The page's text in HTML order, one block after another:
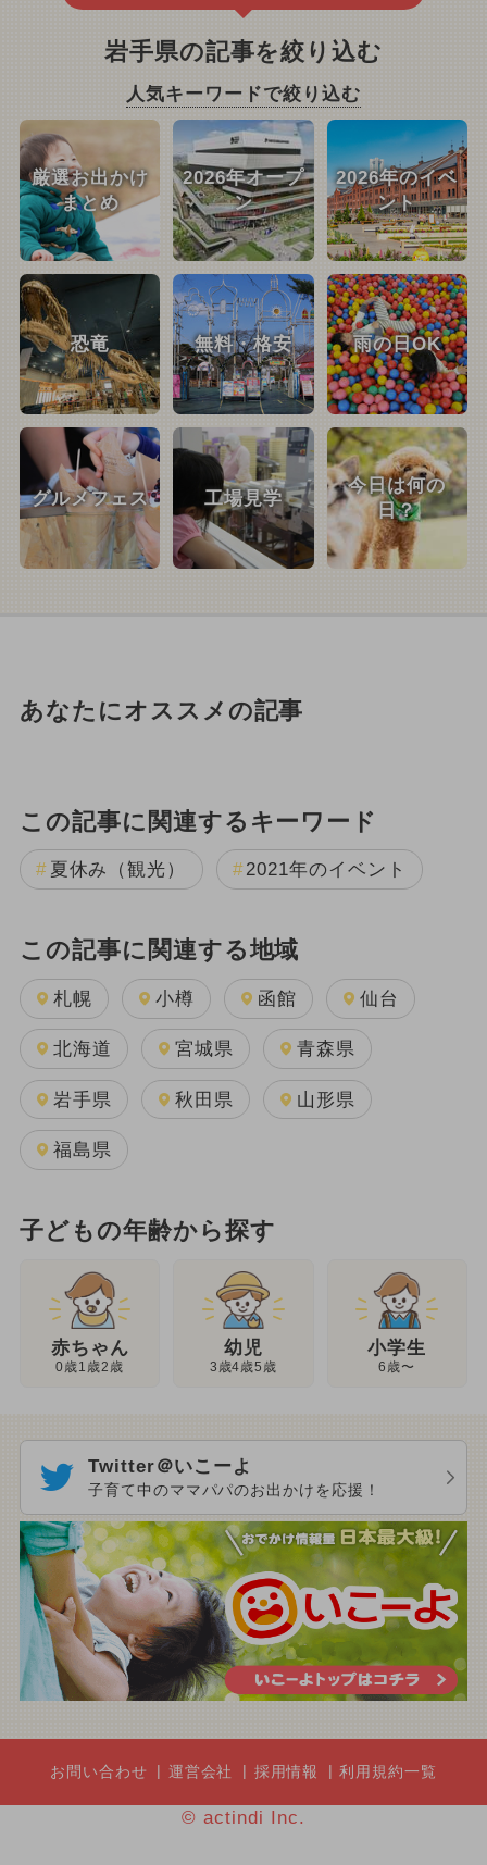
岩手県の記事を絞り込む
人気キーワードで絞り込む
厳選お出かけ
まとめ
2026年オープ
ン
2026年のイベ
ント
恐竜 無料・格安 雨の日OK
グルメフェス 工場見学
今日は何の
日？
あなたにオススメの記事
この記事に関連するキーワード
夏休み（観光） 2021年のイベント
この記事に関連する地域
札幌 小樽 函館 仙台
北海道 宮城県 青森県
岩手県 秋田県 山形県
福島県
子どもの年齢から探す
赤ちゃん
0歳1歳2歳
幼児
3歳4歳5歳
小学生
6歳〜
Twitter＠いこーよ
子育て中のママパパのお出かけを応援！
お問い合わせ 運営会社 採用情報 利用規約一覧
© actindi Inc.